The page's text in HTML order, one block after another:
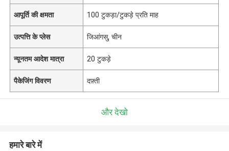
आपूर्ति की क्षमता 100 टुकड़ा/टुकड़े प्रति माह
उत्पत्ति के प्लेस जिआंगसु, चीन
न्यूनतम आदेश मात्रा 20 टुकड़े
पैकेजिंग विवरण दफ़्ती
और देखो
हमारे बारे में